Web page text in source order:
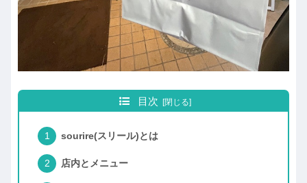
目次
sourire(スリール)とは
店内とメニュー